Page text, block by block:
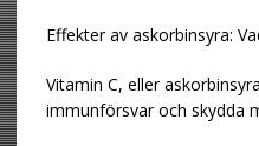
Effekter av askorbinsyra:
Vitamin C, eller
immunförsvar och skydda